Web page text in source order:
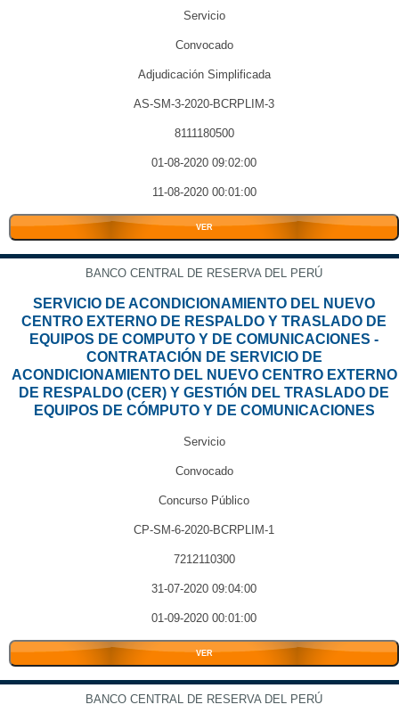
Servicio
Convocado
Adjudicación Simplificada
AS-SM-3-2020-BCRPLIM-3
8111180500
01-08-2020 09:02:00
11-08-2020 00:01:00
VER
BANCO CENTRAL DE RESERVA DEL PERÚ
SERVICIO DE ACONDICIONAMIENTO DEL NUEVO
CENTRO EXTERNO DE RESPALDO Y TRASLADO DE
EQUIPOS DE COMPUTO Y DE COMUNICACIONES -
CONTRATACIÓN DE SERVICIO DE
ACONDICIONAMIENTO DEL NUEVO CENTRO EXTERNO
DE RESPALDO (CER) Y GESTIÓN DEL TRASLADO DE
EQUIPOS DE CÓMPUTO Y DE COMUNICACIONES
Servicio
Convocado
Concurso Público
CP-SM-6-2020-BCRPLIM-1
7212110300
31-07-2020 09:04:00
01-09-2020 00:01:00
VER
BANCO CENTRAL DE RESERVA DEL PERÚ